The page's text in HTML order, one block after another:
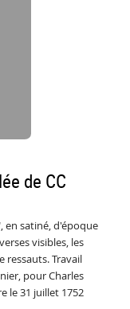
de CC
en satiné, d'époque
visibles, les
ressauts. Travail
pour Charles
le 31 juillet 1752